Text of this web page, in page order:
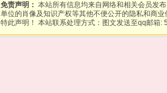
免责声明： 本站所有信息均来自网络和相关会员发
单位的肖像及知识产权等其他不便公开的隐私和商
特此声明！ 本站联系处理方式：图文发送至qq邮箱: